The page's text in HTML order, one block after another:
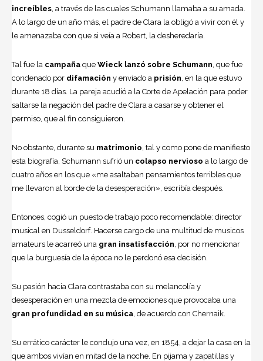
increíbles , a través de las cuales Schumann llamaba a su amada.
A lo largo de un año más, el padre de Clara la obligó a vivir con él y
le amenazaba con que si veía a Robert, la desheredaría.
Tal fue la campaña que Wieck lanzó sobre Schumann , que fue
condenado por difamación y enviado a prisión , en la que estuvo
durante 18 días. La pareja acudió a la Corte de Apelación para poder
saltarse la negación del padre de Clara a casarse y obtener el
permiso, que al fin consiguieron.
No obstante, durante su matrimonio , tal y como pone de manifiesto
esta biografía, Schumann sufrió un colapso nervioso a lo largo de
cuatro años en los que «me asaltaban pensamientos terribles que
me llevaron al borde de la desesperación», escribía después.
Entonces, cogió un puesto de trabajo poco recomendable: director
musical en Dusseldorf. Hacerse cargo de una multitud de musicos
amateurs le acarreó una gran insatisfacción , por no mencionar
que la burguesía de la época no le perdonó esa decisión.
Su pasión hacia Clara contrastaba con su melancolía y
desesperación en una mezcla de emociones que provocaba una
gran profundidad en su música , de acuerdo con Chernaik.
Su errático carácter le condujo una vez, en 1854, a dejar la casa en la
que ambos vivían en mitad de la noche. En pijama y zapatillas y